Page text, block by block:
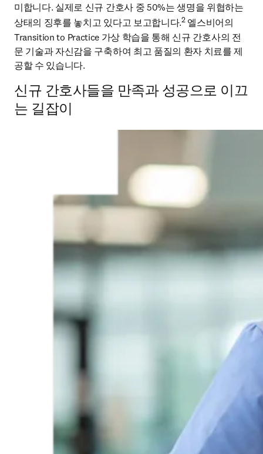
미합니다. 실제로 신규 간호사 중 50%는 생명을 위협하는
상태의 징후를 놓치고 있다고 보고합니다.2 엘스비어의
Transition to Practice 가상 학습을 통해 신규 간호사의 전
문 기술과 자신감을 구축하여 최고 품질의 환자 치료를 제
공할 수 있습니다.
신규 간호사들을 만족과 성공으로 이끄
는 길잡이